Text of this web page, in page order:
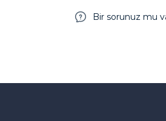
Bir sorunuz mu